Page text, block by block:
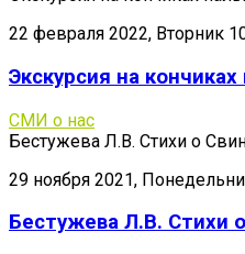
22 февраля 2022, Вторник
Экскурсия на
СМИ о нас
Бестужева Л.В. Стихи о
29 ноября 2021,
Бестужева Л.В. Стихи